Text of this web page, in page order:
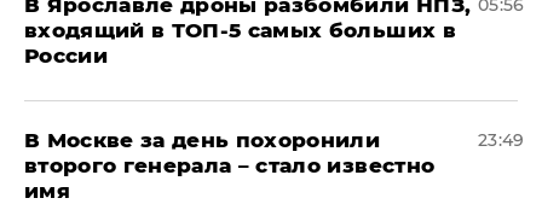
входящий в ТОП-5 самых больших в
России
05:56
В Москве за день похоронили
второго генерала – стало известно
имя
23:49